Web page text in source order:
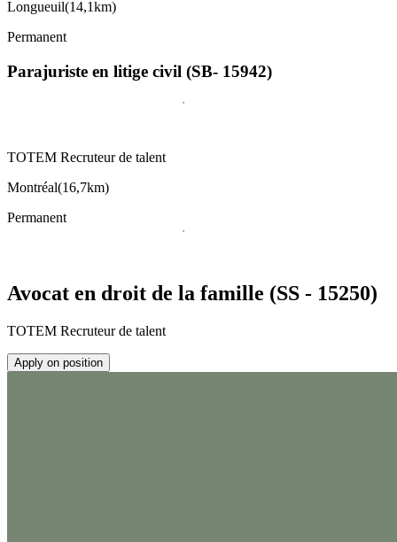
Longueuil(14,1km)
Permanent
Parajuriste en litige civil (SB- 15942)
TOTEM Recruteur de talent
Montréal(16,7km)
Permanent
Avocat en droit de la famille (SS - 15250)
TOTEM Recruteur de talent
Apply on position